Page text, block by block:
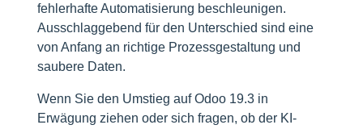
fehlerhafte Automatisierung beschleunigen.
Ausschlaggebend für den Unterschied sind eine
von Anfang an richtige Prozessgestaltung und
saubere Daten.
Wenn Sie den Umstieg auf Odoo 19.3 in
Erwägung ziehen oder sich fragen, ob der KI-